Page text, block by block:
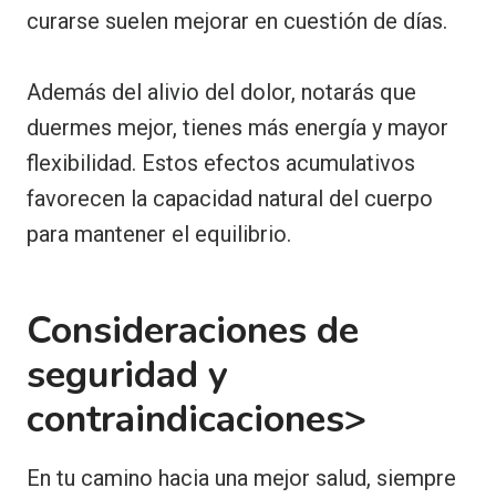
curarse suelen mejorar en cuestión de días.
Además del alivio del dolor, notarás que
duermes mejor, tienes más energía y mayor
flexibilidad. Estos efectos acumulativos
favorecen la capacidad natural del cuerpo
para mantener el equilibrio.
Consideraciones de
seguridad y
contraindicaciones>
En tu camino hacia una mejor salud, siempre